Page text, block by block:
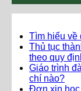
Tìm hiểu về
Thủ tục
theo quy
Giáo trình
chí nào?
Đơn xin học